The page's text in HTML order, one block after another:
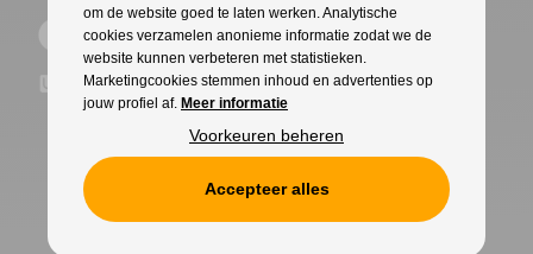
Cookies Privacy
om de website goed te laten werken. Analytische
cookies verzamelen anonieme informatie zodat we de
website kunnen verbeteren met statistieken.
Marketingcookies stemmen inhoud en advertenties op
jouw profiel af. Meer informatie
Voorkeuren beheren
Accepteer alles